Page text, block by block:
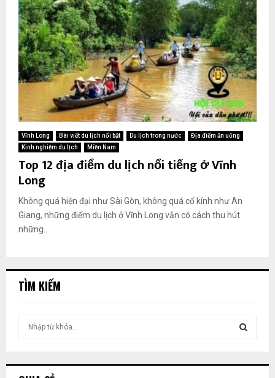
Vĩnh Long Bài viết du lịch nổi bật Du lịch trong nước
Địa điểm ăn uống
Kinh nghiệm du lịch
Miền Nam
Top 12 địa điểm du lịch nổi tiếng ở Vĩnh
Long
Không quá hiện đại như Sài Gòn, không quá cổ kính như An
Giang, những điểm du lịch ở Vĩnh Long vẫn có cách thu hút
những...
TÌM KIẾM